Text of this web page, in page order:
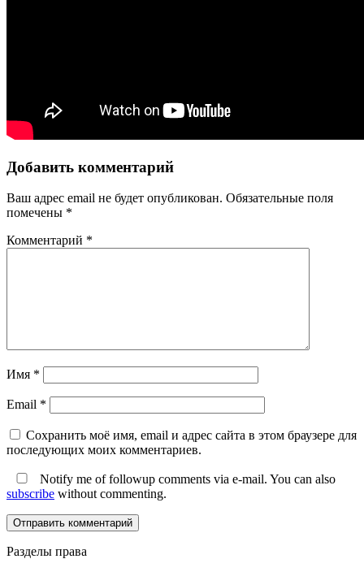
Добавить комментарий
Ваш адрес email не будет опубликован. Обязательные поля
помечены *
Комментарий *
Имя *
Email *
Сохранить моё имя, email и адрес сайта в этом браузере для
последующих моих комментариев.
Notify me of followup comments via e-mail. You can also
subscribe without commenting.
Разделы права